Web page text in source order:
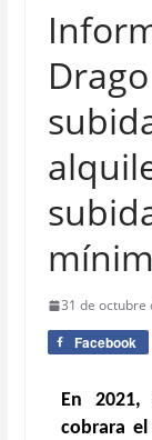
31 de octubre
Facebook
En
cobrara